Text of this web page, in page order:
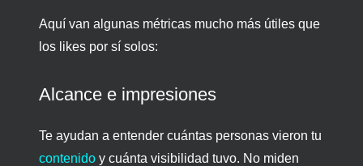
Aquí van algunas métricas mucho más útiles que
los likes por sí solos:
Alcance e impresiones
Te ayudan a entender cuántas personas vieron tu
contenido y cuánta visibilidad tuvo. No miden